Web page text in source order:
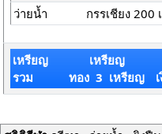
ว่ายน้ำ
กรรเชียง 200
เหรียญ
รวม
เหรียญ
ทอง 3 เหรียญ